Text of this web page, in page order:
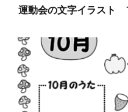
運動会の文字イラスト